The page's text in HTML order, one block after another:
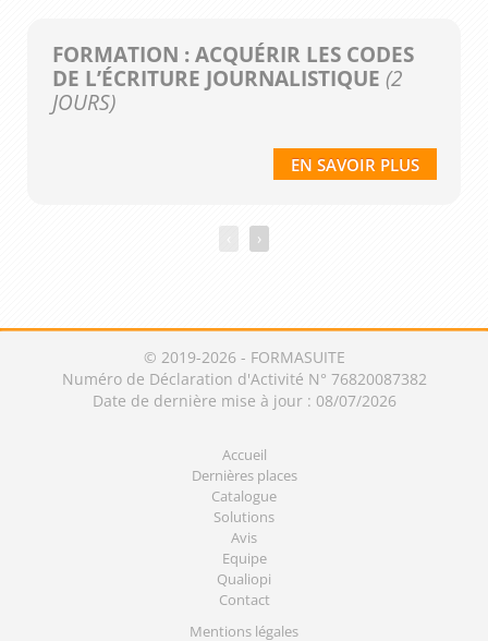
FORMATION : ACQUÉRIR LES CODES
DE L’ÉCRITURE JOURNALISTIQUE (2
JOURS)
EN SAVOIR PLUS
›
© 2019-2026 - FORMASUITE
Numéro de Déclaration d'Activité N° 76820087382
Date de dernière mise à jour : 08/07/2026
Accueil
Dernières places
Catalogue
Solutions
Avis
Equipe
Qualiopi
Contact
Mentions légales